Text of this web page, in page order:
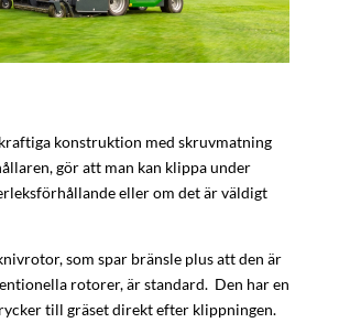
konstruktion med skruvmatning
gör att man kan klippa under
eller om det är väldigt
som spar bränsle plus att den är
rotorer, är standard. Den har en
till gräset direkt efter klippningen.